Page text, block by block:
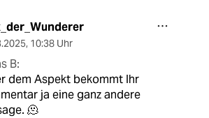
, 10:38 Uhr
B:
dem Aspekt bekommt Ihr
ja eine ganz andere
🫠